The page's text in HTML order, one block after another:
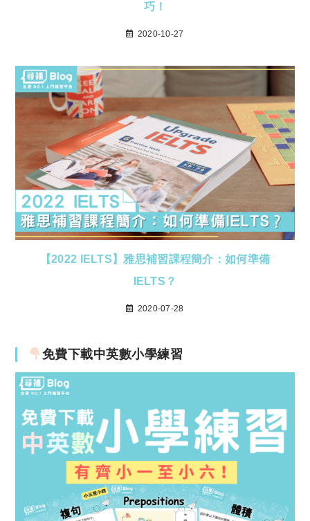
巧！
2020-10-27
【2022 IELTS】雅思補習課程簡介：如何準備
IELTS？
2020-07-28
免費下載中英數小學練習